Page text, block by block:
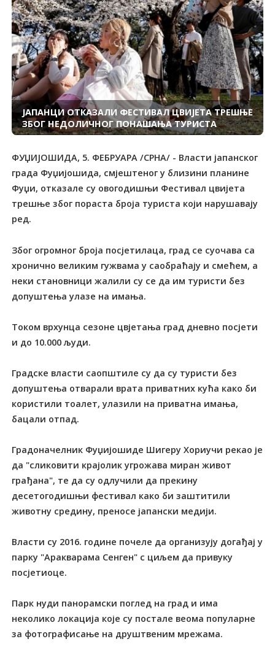
ЈАПАНЦИ ОТКАЗАЛИ ФЕСТИВАЛ ЦВИЈЕТА ТРЕШЊЕ
ЗБОГ НЕДОЛИЧНОГ ПОНАШАЊА ТУРИСТА
ФУЏИЈОШИДА, 5. ФЕБРУАРА /СРНА/ - Власти јапанског
града Фуџијошида, смјештеног у близини планине
Фуџи, отказале су овогодишњи Фестивал цвијета
трешње због пораста броја туриста који нарушавају
ред.
Због огромног броја посјетилаца, град се суочава са
хронично великим гужвама у саобраћају и смећем, а
неки становници жалили су се да им туристи без
допуштења улазе на имања.
Током врхунца сезоне цвјетања град дневно посјети
и до 10.000 људи.
Градске власти саопштиле су да су туристи без
допуштења отварали врата приватних кућа како би
користили тоалет, улазили на приватна имања,
бацали отпад.
Градоначелник Фуџијошиде Шигеру Хориучи рекао је
да "сликовити крајолик угрожава миран живот
грађана", те да су одлучили да прекину
десетогодишњи фестивал како би заштитили
животну средину, преносе јапански медији.
Власти су 2016. године почеле да организују догађај у
парку "Аракварама Сенген" с циљем да привуку
посјетиоце.
Парк нуди панорамски поглед на град и има
неколико локација које су постале веома популарне
за фотографисање на друштвеним мрежама.